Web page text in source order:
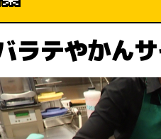
ラテやかん